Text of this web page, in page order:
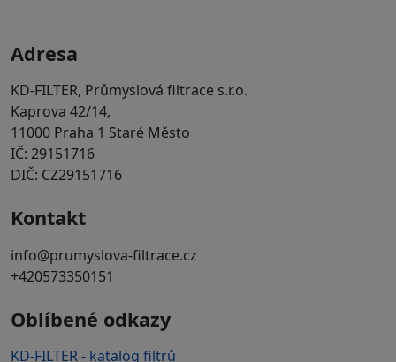
Adresa
KD-FILTER, Průmyslová filtrace s.r.o.
Kaprova 42/14,
11000 Praha 1 Staré Město
IČ: 29151716
DIČ: CZ29151716
Kontakt
info@prumyslova-filtrace.cz
+420573350151
Oblíbené odkazy
KD-FILTER - katalog filtrů